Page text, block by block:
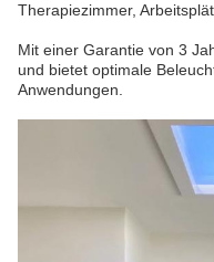
Therapiezimmer,
Mit einer Garantie von 3
und bietet optimale
Anwendungen.